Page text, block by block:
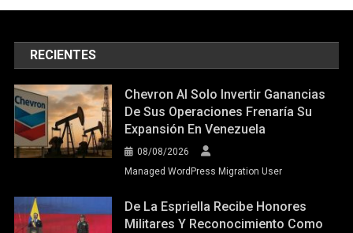
RECIENTES
Chevron Al Solo Invertir Ganancias
De Sus Operaciones Frenaría Su
Expansión En Venezuela
08/08/2026
Managed WordPress Migration User
De La Espriella Recibe Honores
Militares Y Reconocimiento Como